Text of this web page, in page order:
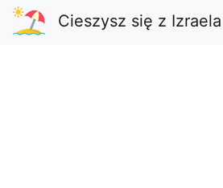
Cieszysz się z Izraela